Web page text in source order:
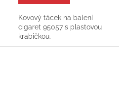
Kovový tácek na balení
cigaret 95057 s plastovou
krabičkou.